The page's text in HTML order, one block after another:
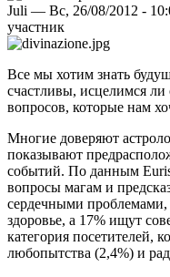
Juli — Вс, 26/08/2012 -
участник
Все мы хотим знать
счастливы, исцелимся ли
вопросов, которые нам
Многие доверяют
показывают
событий. По данным
вопросы магам и
сердечными проблемами,
здоровье, а 17% ищут
категория посетителей,
любопытства (2,4%) и